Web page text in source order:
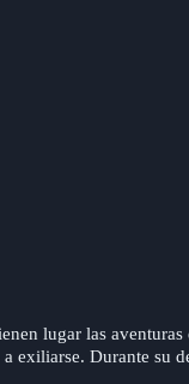
lugar las
exiliarse. Durante su